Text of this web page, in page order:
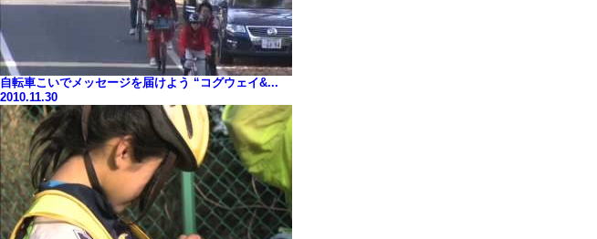
自転車こいでメッセージを届けよう “コグウェイ&...
2010.11.30